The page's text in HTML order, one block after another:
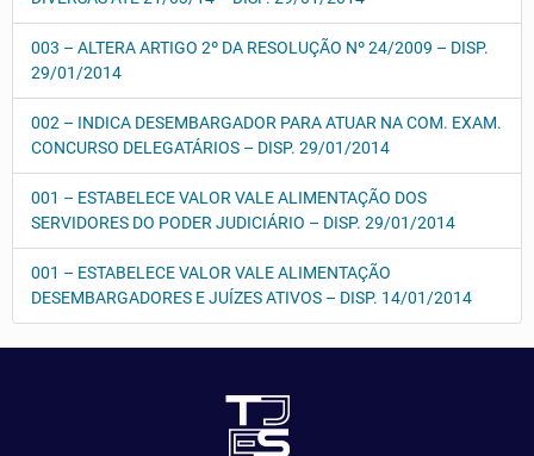
003 – ALTERA ARTIGO 2º DA RESOLUÇÃO Nº 24/2009 – DISP.
29/01/2014
002 – INDICA DESEMBARGADOR PARA ATUAR NA COM. EXAM.
CONCURSO DELEGATÁRIOS – DISP. 29/01/2014
001 – ESTABELECE VALOR VALE ALIMENTAÇÃO DOS
SERVIDORES DO PODER JUDICIÁRIO – DISP. 29/01/2014
001 – ESTABELECE VALOR VALE ALIMENTAÇÃO
DESEMBARGADORES E JUÍZES ATIVOS – DISP. 14/01/2014